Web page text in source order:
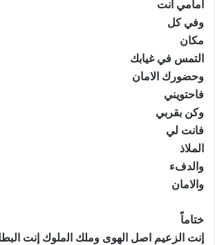
امامي انت
وفي كل
مكان
التمس في غيابك
وحضورك الامان
فاحتويني
وكن بقربي
فانت لي
الملاذ
والدفء
والامان
ﺧﺘﺎﻣﺎً
ﺇﻧﺖ ﺍﻟﺰﻋﻴﻢ اﺻﻞ ﺍﻟﻬﻮﻯ ﻭﻣﻠﻚ ﺍﻟملوﻙ ﺇﻧﺖ